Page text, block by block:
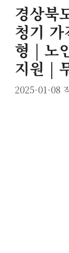
경상북
청기
형 | 노
지원 |
2025-01-08